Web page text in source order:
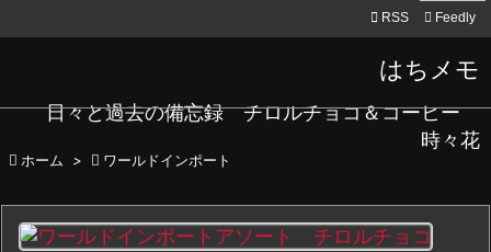
はちメモ
日々と過去の備忘録 チロルチョコ＆コーヒー
時々花
 RSS Feedly
 ホーム >  ワールドインポート